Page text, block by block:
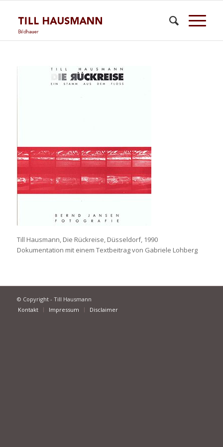
Till Hausmann, Die Rückreise, Düsseldorf, 1990
Dokumentation mit einem Textbeitrag von Gabriele Lohberg
© Copyright - Till Hausmann
Kontakt
Impressum Disclaimer